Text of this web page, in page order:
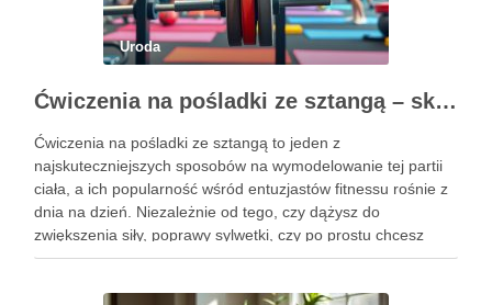
Uroda
Ćwiczenia na pośladki ze sztangą – skuteczne metody i techniki treningowe
Ćwiczenia na pośladki ze sztangą to jeden z
najskuteczniejszych sposobów na wymodelowanie tej partii
ciała, a ich popularność wśród entuzjastów fitnessu rośnie z
dnia na dzień. Niezależnie od tego, czy dążysz do
zwiększenia siły, poprawy sylwetki, czy po prostu chcesz
poczuć się lepiej w swoim ciele, odpowiednio dobrane